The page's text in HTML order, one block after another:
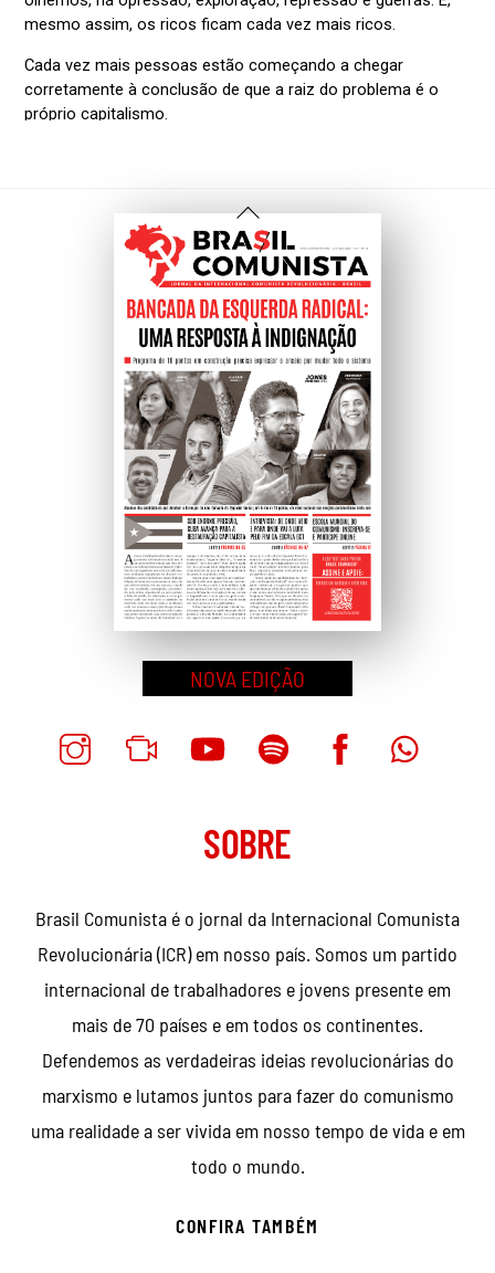
Voltar
Ao
Topo
NOVA EDIÇÃO
SOBRE
Brasil Comunista é o jornal da Internacional Comunista
Revolucionária (ICR) em nosso país. Somos um partido
internacional de trabalhadores e jovens presente em
mais de 70 países e em todos os continentes.
Defendemos as verdadeiras ideias revolucionárias do
marxismo e lutamos juntos para fazer do comunismo
uma realidade a ser vivida em nosso tempo de vida e em
todo o mundo.
CONFIRA TAMBÉM